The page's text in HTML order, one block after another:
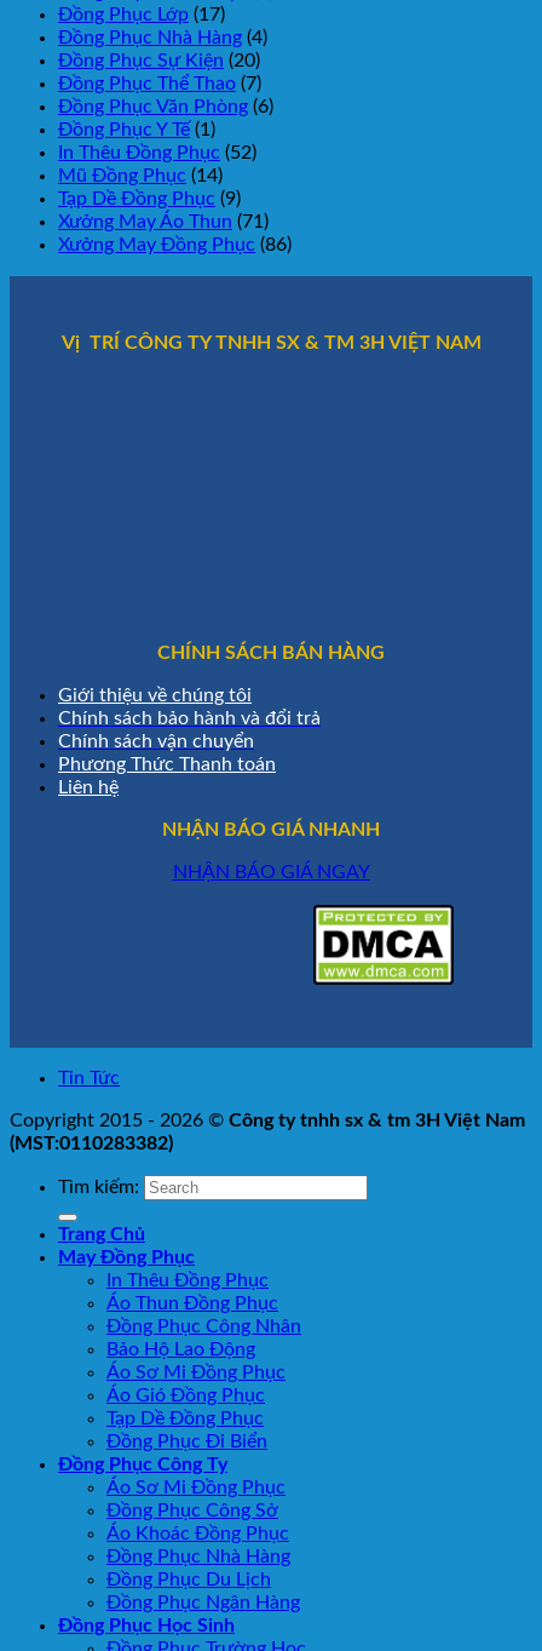
Đồng Phục Lớp (17)
Đồng Phục Nhà Hàng (4)
Đồng Phục Sự Kiện (20)
Đồng Phục Thể Thao (7)
Đồng Phục Văn Phòng (6)
Đồng Phục Y Tế (1)
In Thêu Đồng Phục (52)
Mũ Đồng Phục (14)
Tạp Dề Đồng Phục (9)
Xưởng May Áo Thun (71)
Xưởng May Đồng Phục (86)
Vị TRÍ CÔNG TY TNHH SX & TM 3H VIỆT NAM
CHÍNH SÁCH BÁN HÀNG
Giới thiệu về chúng tôi
Chính sách bảo hành và đổi trả
Chính sách vận chuyển
Phương Thức Thanh toán
Liên hệ
NHẬN BÁO GIÁ NHANH
NHẬN BÁO GIÁ NGAY
Tin Tức
Copyright 2015 - 2026 © Công ty tnhh sx & tm 3H Việt Nam
(MST:0110283382)
Tìm kiếm:
Trang Chủ
May Đồng Phục
In Thêu Đồng Phục
Áo Thun Đồng Phục
Đồng Phục Công Nhân
Bảo Hộ Lao Động
Áo Sơ Mi Đồng Phục
Áo Gió Đồng Phục
Tạp Dề Đồng Phục
Đồng Phục Đi Biển
Đồng Phục Công Ty
Áo Sơ Mi Đồng Phục
Đồng Phục Công Sở
Áo Khoác Đồng Phục
Đồng Phục Nhà Hàng
Đồng Phục Du Lịch
Đồng Phục Ngân Hàng
Đồng Phục Học Sinh